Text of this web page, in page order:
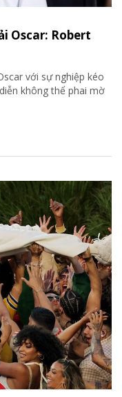
Oscar: Robert
với sự nghiệp kéo
không thể phai mờ